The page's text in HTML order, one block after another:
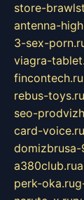
store-
antenna-
3-sex-
viagra-
fincontech.ru
rebus-toys.ru
seo-
card-voice.ru
domizbrusa-
a380club.ru
perk-oka.ru